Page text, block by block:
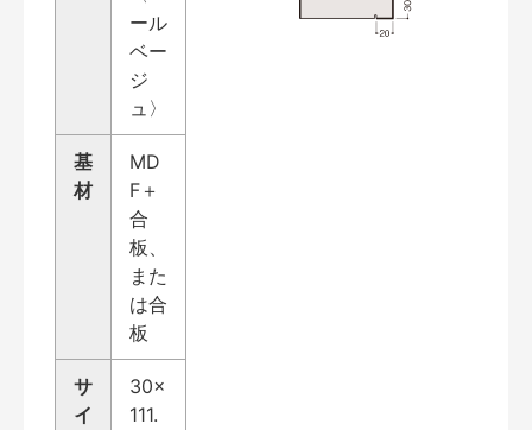
ール
ベー
ジ
ュ〉
基
材
MD
F＋
合
板、
また
は合
板
サ
イ
30×
111.